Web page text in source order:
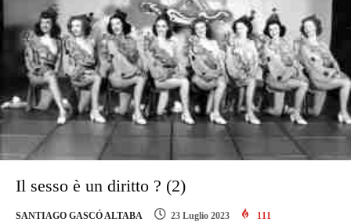
Il sesso è un diritto ? (2)
SANTIAGO GASCÓ ALTABA 23 Luglio 2023 111